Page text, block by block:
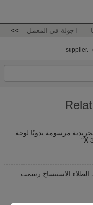
جولة في المعمل >>
مرسومة يدويًا لوحة
الطلاء الاستنساخ رسمت